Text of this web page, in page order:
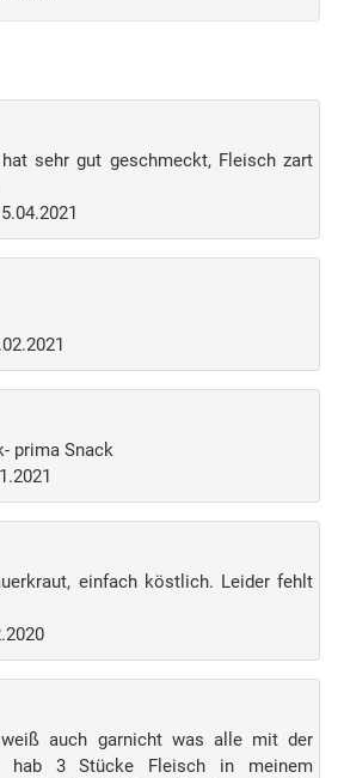
sehr gut geschmeckt, Fleisch zart
prima Snack
einfach köstlich. Leider fehlt
auch garnicht was alle mit der
hab 3 Stücke Fleisch in meinem